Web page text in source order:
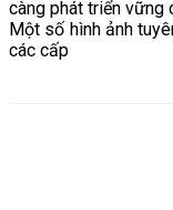
càng phát triển vững
Một số hình ảnh
các cấp